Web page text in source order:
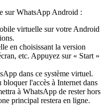
sur WhatsApp Android :
virtuelle sur votre Android
en choisissant la version
etc. Appuyez sur « Start »
dans ce système virtuel.
l'accès à Internet dans
à WhatsApp de rester hors
principal restera en ligne.